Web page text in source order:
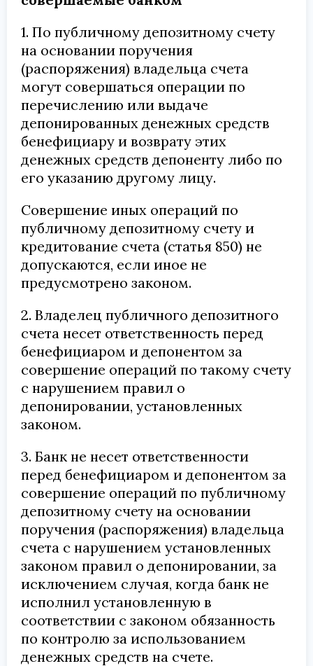
1. По публичному депозитному счету
на основании поручения
(распоряжения) владельца счета
могут совершаться операции по
перечислению или выдаче
депонированных денежных средств
бенефициару и возврату этих
денежных средств депоненту либо по
его указанию другому лицу.
Совершение иных операций по
публичному депозитному счету и
кредитование счета (статья 850) не
допускаются, если иное не
предусмотрено законом.
2. Владелец публичного депозитного
счета несет ответственность перед
бенефициаром и депонентом за
совершение операций по такому счету
с нарушением правил о
депонировании, установленных
законом.
3. Банк не несет ответственности
перед бенефициаром и депонентом за
совершение операций по публичному
депозитному счету на основании
поручения (распоряжения) владельца
счета с нарушением установленных
законом правил о депонировании, за
исключением случая, когда банк не
исполнил установленную в
соответствии с законом обязанность
по контролю за использованием
денежных средств на счете.